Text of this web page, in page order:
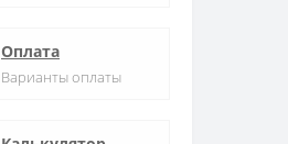
Оплата
Варианты оплаты